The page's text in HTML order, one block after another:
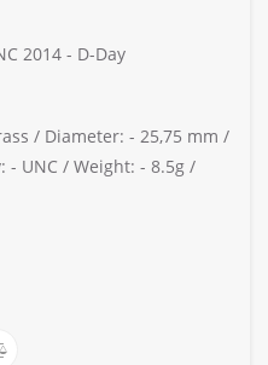
2014 - D-Day
/ Diameter: - 25,75 mm /
- UNC / Weight: - 8.5g /